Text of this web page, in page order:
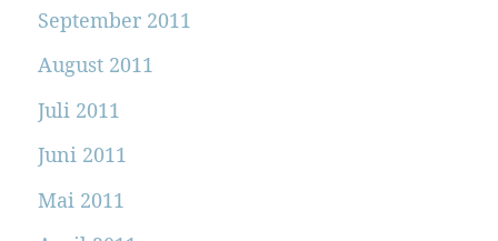
September 2011
August 2011
Juli 2011
Juni 2011
Mai 2011